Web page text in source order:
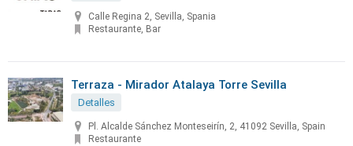
Calle Regina 2, Sevilla, Spania
Restaurante, Bar
Terraza - Mirador Atalaya Torre Sevilla
Detalles
Pl. Alcalde Sánchez Monteseirín, 2, 41092 Sevilla, Spain
Restaurante